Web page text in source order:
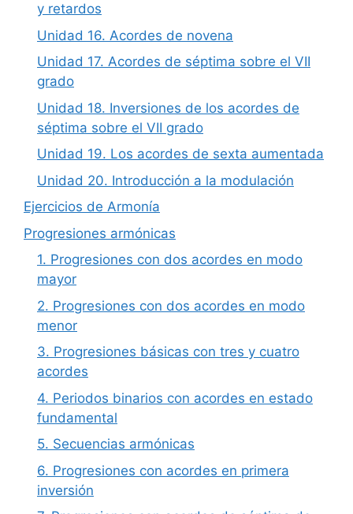
y retardos
Unidad 16. Acordes de novena
Unidad 17. Acordes de séptima sobre el VII
grado
Unidad 18. Inversiones de los acordes de
séptima sobre el VII grado
Unidad 19. Los acordes de sexta aumentada
Unidad 20. Introducción a la modulación
Ejercicios de Armonía
Progresiones armónicas
1. Progresiones con dos acordes en modo
mayor
2. Progresiones con dos acordes en modo
menor
3. Progresiones básicas con tres y cuatro
acordes
4. Periodos binarios con acordes en estado
fundamental
5. Secuencias armónicas
6. Progresiones con acordes en primera
inversión